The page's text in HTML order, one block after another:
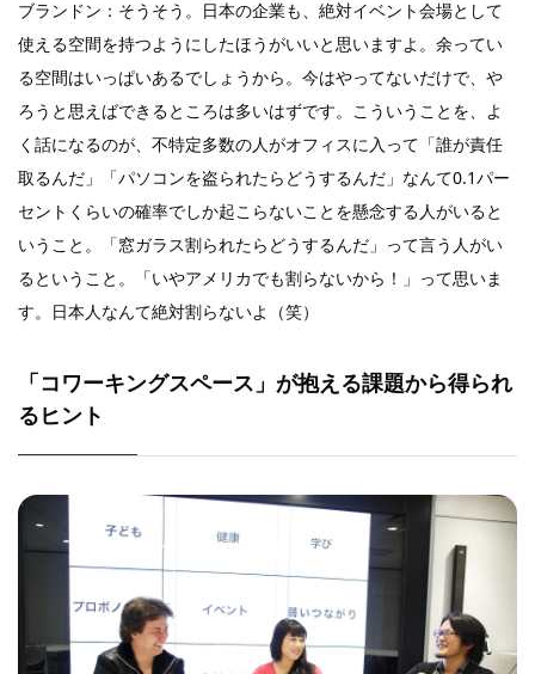
ブランドン：そうそう。日本の企業も、絶対イベント会場として
使える空間を持つようにしたほうがいいと思いますよ。余ってい
る空間はいっぱいあるでしょうから。今はやってないだけで、や
ろうと思えばできるところは多いはずです。こういうことを、よ
く話になるのが、不特定多数の人がオフィスに入って「誰が責任
取るんだ」「パソコンを盗られたらどうするんだ」なんて0.1パー
セントくらいの確率でしか起こらないことを懸念する人がいると
いうこと。「窓ガラス割られたらどうするんだ」って言う人がい
るということ。「いやアメリカでも割らないから！」って思いま
す。日本人なんて絶対割らないよ（笑）
「コワーキングスペース」が抱える課題から得られ
るヒント